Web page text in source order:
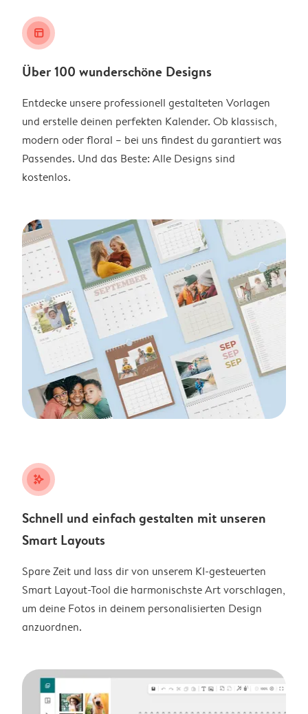
layout_alt
Über 100 wunderschöne Designs
Entdecke unsere professionell gestalteten Vorlagen
und erstelle deinen perfekten Kalender. Ob klassisch,
modern oder floral – bei uns findest du garantiert was
Passendes. Und das Beste: Alle Designs sind
kostenlos.
stars_plus
Schnell und einfach gestalten mit unseren
Smart Layouts
Spare Zeit und lass dir von unserem KI-gesteuerten
Smart Layout-Tool die harmonischste Art vorschlagen,
um deine Fotos in deinem personalisierten Design
anzuordnen.